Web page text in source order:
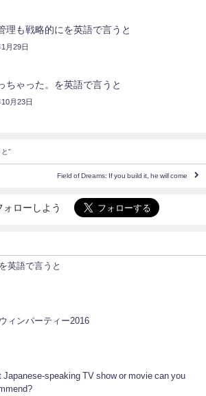
理も戦略的にを英語で言うと
月29日
ちゃった。を英語で言うと
月23日
”
Field of Dreams: If you build it, he will come
ォローしよう
英語で言うと
ィンパーティー2016
Japanese-speaking TV show or movie can you